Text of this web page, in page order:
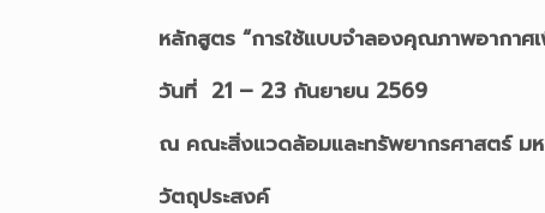
หลักสูตร “การใช้แบบจำลองคุณภาพอากาศ
วันที่ 21 – 23 กันยายน 2569
ณ คณะสิ่งแวดล้อมและทรัพยากรศาสตร์ ม
วัตถุประสงค์